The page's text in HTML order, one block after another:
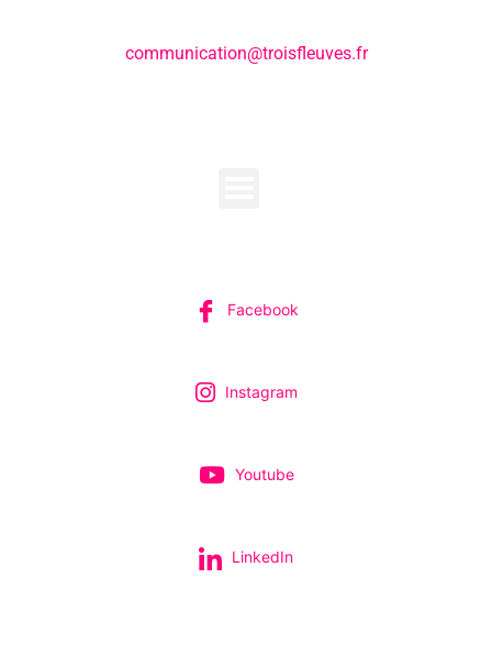
communication@troisfleuves.fr
Facebook
Instagram
Youtube
LinkedIn